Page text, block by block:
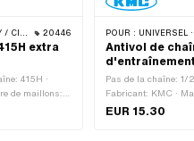
BYE BIKE 20446
extra
415H ·
de maillons:
· Type de
POUR : UNIVERSEL · PUCH · SACHS ·
Antivol de
Pas de la chaîne: 1/
Fabricant: KMC ·
de maillons: 10 pcs
EUR 15.30